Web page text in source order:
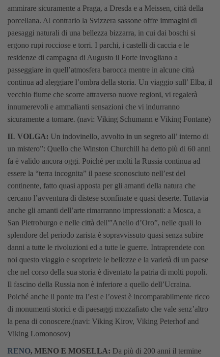
ammirare sicuramente a Praga, a Dresda e a Meissen, città della
porcellana. Al contrario la Svizzera sassone offre immagini di
paesaggi naturali di una bellezza bizzarra, in cui dai boschi si
ergono rupi rocciose e torri. I parchi, i castelli di caccia e le
residenze di campagna di Augusto il Forte invogliano a
passeggiare in quell’atmosfera barocca mentre in alcune città
continua ad aleggiare l’ombra della storia. Un viaggio sull’ Elba, il
vecchio fiume che scorre attraverso nuove regioni, vi regalerà
innumerevoli e ammalianti sensazioni che vi indurranno
sicuramente a tornare. (navi: Viking Schumann e Viking Fontane)
IL VOLGA: Un indovinello, avvolto in un segreto all’ interno di
un mistero”: Quello che Winston Churchill ha detto più di 60 anni
fa è valido ancora oggi. Poiché per molti la Russia continua ad
essere la “terra incognita” il paese sconosciuto nell’est del
continente, fatto quasi apposta per gli amanti della natura che
cercano l’avventura di distese sconfinate e quasi deserte. Tuttavia
anche gli amanti dell’arte rimarranno impressionati: a Mosca, a
San Pietroburgo e nelle città dell'”Anello d’Oro”, nelle quali lo
splendore del periodo zarista è sopravvissuto quasi senza subire
danni a tutte le rivoluzioni ed a tutte le guerre. Intraprendete con
noi questo viaggio e scoprirete le bellezze e la varietà di un paese
che nel corso della sua storia è diventato la patria di molti popoli.
Il fascino della Russia non è inferiore a quello dell’Ucraina.
Poiché anche il ponte tra l’est e l’ovest è incomparabilmente ricco
di monumenti storici e di paesaggi mozzafiato che vale senz’altro
la pena di conoscere.(navi: Viking Kirov, Viking Peterhof and
Viking Lomonosov)
RENO, MENO E MOSELLA: Da più di 200 anni il termine